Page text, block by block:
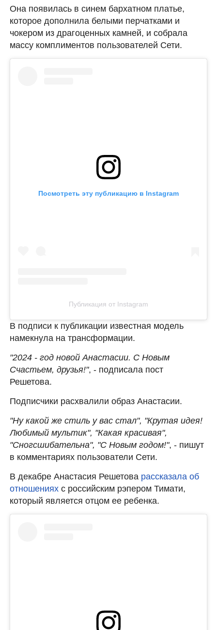
Она появилась в синем бархатном платье,
которое дополнила белыми перчатками и
чокером из драгоценных камней, и собрала
массу комплиментов пользователей Сети.
Посмотреть эту публикацию в Instagram
Публикация от Instagram
В подписи к публикации известная модель
намекнула на трансформации.
"2024 - год новой Анастасии. С Новым
Счастьем, друзья!", - подписала пост
Решетова.
Подписчики расхвалили образ Анастасии.
"Ну какой же стиль у вас стал", "Крутая идея!
Любимый мультик", "Какая красивая",
"Сногсшибательна", "С Новым годом!", - пишут
в комментариях пользователи Сети.
В декабре Анастасия Решетова рассказала об
отношениях с российским рэпером Тимати,
который является отцом ее ребенка.